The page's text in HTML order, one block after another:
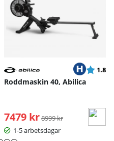
utav 5 stjärnor Betyg:
1.8
Roddmaskin 40, Abilica
7479 kr Ordinarie pris:
8999 kr
1-5 arbetsdagar